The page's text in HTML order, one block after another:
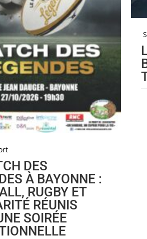
DES
À BAYONNE :
RUGBY ET
RÉUNIS
SOIRÉE